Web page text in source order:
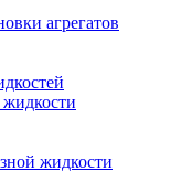
агрегатов
жидкости